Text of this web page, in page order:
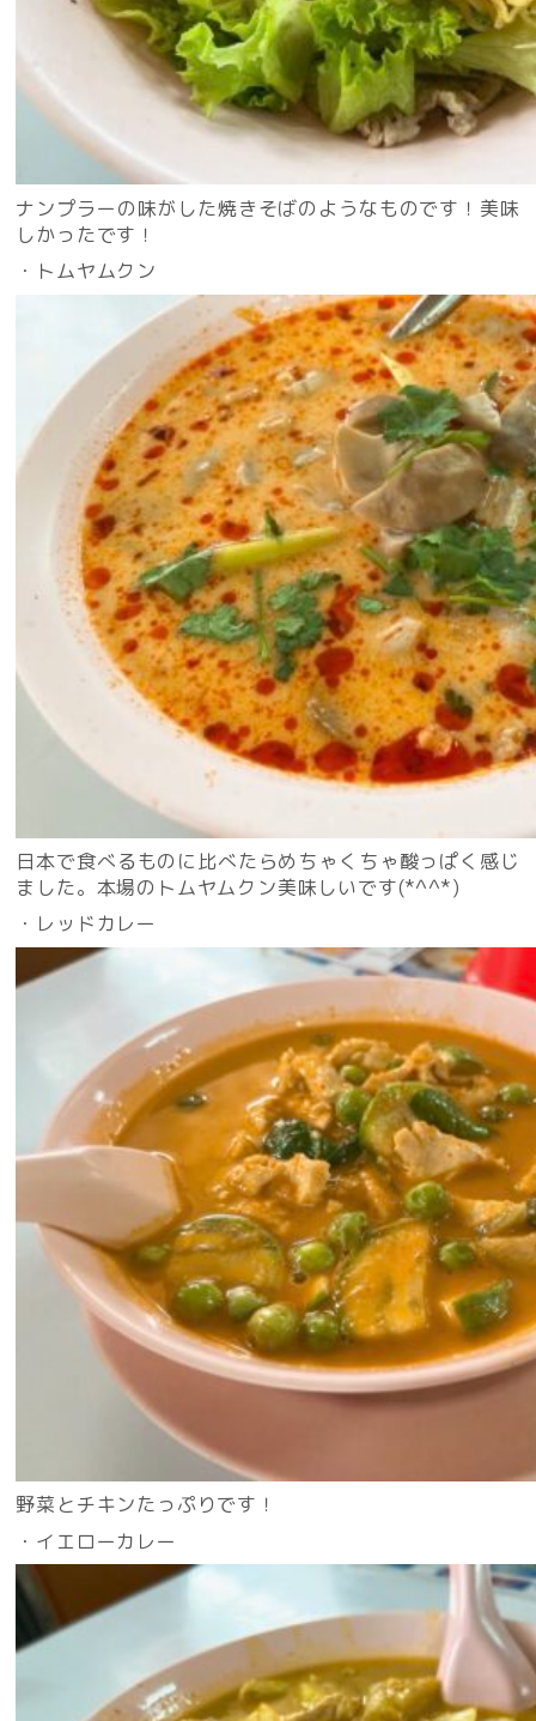
ナンプラーの味がした焼きそばのようなものです！美味
しかったです！
・トムヤムクン
日本で食べるものに比べたらめちゃくちゃ酸っぱく感じ
ました。本場のトムヤムクン美味しいです(*^^*)
・レッドカレー
野菜とチキンたっぷりです！
・イエローカレー